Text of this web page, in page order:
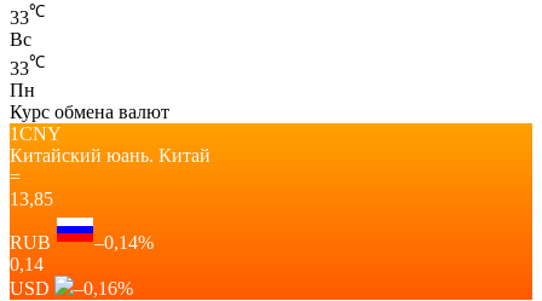
33℃
Вс
33℃
Пн
Курс обмена валют
1CNY
Китайский юань. Китай
=
13,85
RUB –0,14%
0,14
USD
–0,16%